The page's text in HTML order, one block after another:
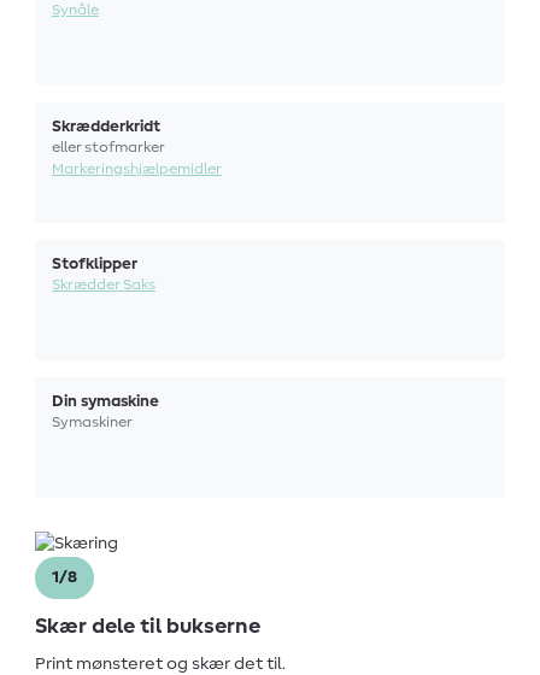
Synåle
Skrædderkridt
eller stofmarker
Markeringshjælpemidler
Stofklipper
Skrædder Saks
Din symaskine
Symaskiner
1/8
Skær dele til bukserne
Print mønsteret og skær det til.